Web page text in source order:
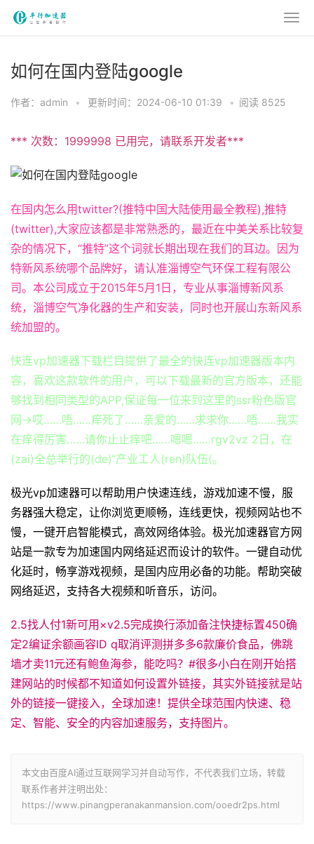
如何在国内登陆google
作者：admin • 更新时间：2024-06-10 01:39 • 阅读 8525
*** 次数：1999998 已用完，请联系开发者***
在国内怎么用twitter?(推特中国大陆使用最全教程),推特
(twitter),大家应该都是非常熟悉的，最近在中美关系比较复
杂的情况下，“推特”这个词就长期出现在我们的耳边。因为
特新风系统哪个品牌好，请认准淄博空气环保工程有限公
司。本公司成立于2015年5月1日，专业从事淄博新风系
统，淄博空气净化器的生产和安装，同时也开展山东新风系
统加盟的。
快连vp加速器下载栏目提供了最全的快连vp加速器版本内
容，喜欢这款软件的用户，可以下载最新的官方版本，还能
够找到相同类型的APP,保证每一位来到这里的ssr粉色版官
网→哎……唔……痒死了……亲爱的……求求你……唔……我实
在痒得厉害……请你止止痒吧……嗯嗯……rgv2vz 2日，在
(zai)全总举行的(de)“产业工人(ren)队伍(。
极光vp加速器可以帮助用户快速连线，游戏加速不慢，服
务器强大稳定，让你浏览更顺畅，连线更快，视频网站也不
慢，一键开启智能模式，高效网络体验。极光加速器官方网
站是一款专为加速国内网络延迟而设计的软件。一键自动优
化延时，畅享游戏视频，是国内应用必备的功能。帮助突破
网络延迟，支持各大视频和听音乐，访问。
2.5找人付1新可用×v2.5完成换行添加备注快捷标置450确
定2编证余额画容ID q取消评测拼多多6款廉价食品，佛跳
墙才卖11元还有鲍鱼海参，能吃吗？#很多小白在刚开始搭
建网站的时候都不知道如何设置外链接，其实外链接就是站
外的链接一键接入，全球加速！提供全球范围内快速、稳
定、智能、安全的内容加速服务，支持图片。
本文由百度AI通过互联网学习并自动写作，不代表我们立场，转载
联系作者并注明出处：
https://www.pinangperanakanmansion.com/ooedr2ps.html